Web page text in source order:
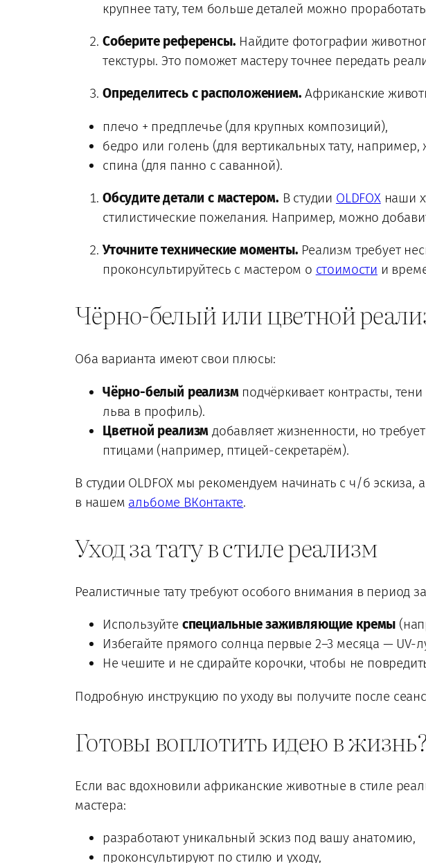
крупнее тату, тем больше деталей можно
Соберите референсы. Найдите фотографии
текстуры. Это поможет мастеру точнее передать
Определитесь с расположением. Африканские
плечо + предплечье (для крупных композиций),
бедро или голень (для вертикальных тату,
спина (для панно с саванной).
Обсудите детали с мастером. В студии OLDFOXнаши
стилистические пожелания. Например, можно
Уточните технические моменты. Реализм требует
проконсультируйтесь с мастером о стоимости и
Чёрно-белый или цветной
Оба варианта имеют свои плюсы:
Чёрно-белый реализмподчёркивает контрасты,
льва в профиль).
Цветной реализм добавляет жизненности, но
птицами (например, птицей-секретарём).
В студии OLDFOX мы рекомендуем начинать с ч/б
в нашем альбоме ВКонтакте.
Уход за тату в стиле реализм
Реалистичные тату требуют особого внимания в период
Используйте специальные заживляющие кремы
Избегайте прямого солнца первые 2–3 месяца — UV-
Не чешите и не сдирайте корочки, чтобы не
Подробную инструкцию по уходу вы получите после
Готовы воплотить идею в жизнь?
Если вас вдохновили африканские животные в стиле
мастера:
разработают уникальный эскиз под вашу анатомию,
проконсультируют по стилю и уходу,